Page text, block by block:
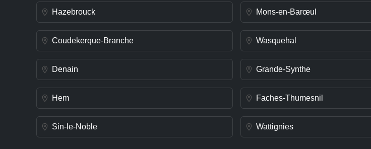
Hazebrouck Mons-en-Barœul
Coudekerque-Branche Wasquehal
Denain Grande-Synthe
Hem Faches-Thumesnil
Sin-le-Noble Wattignies